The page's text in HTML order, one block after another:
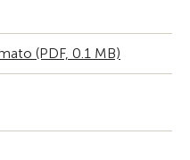
(PDF, 0.1 MB)